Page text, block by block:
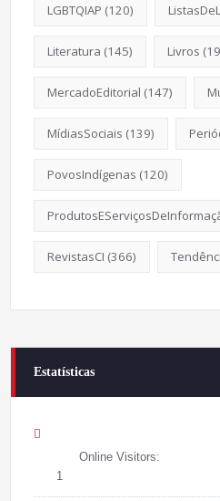
LGBTQIAP (120)
Literatura (145) Livros
MercadoEditorial (147)
MídiasSociais (139)
PovosIndígenas (120)
RevistasCI (366)
Estatísticas
Online Visitors:
1